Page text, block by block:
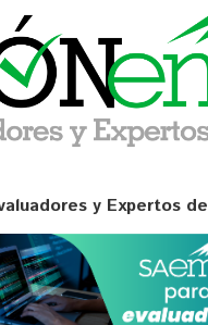
y Expertos de